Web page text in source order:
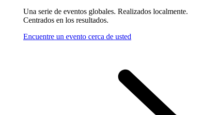
Una serie de eventos globales. Realizados localmente.
Centrados en los resultados.
Encuentre un evento cerca de usted